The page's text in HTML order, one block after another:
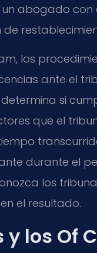
abogado
los
ante el
si
que el
durante el
los
el resultado.
y los Of